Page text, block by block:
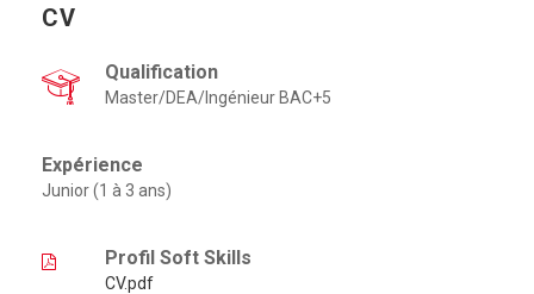
CV
Qualification
Master/DEA/Ingénieur BAC+5
Expérience
Junior (1 à 3 ans)
Profil Soft Skills
CV.pdf